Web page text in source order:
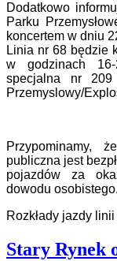
Dodatkowo
Parku
koncertem w dniu
Linia nr 68 będzie
w godzinach
specjalna nr
Przemyslowy/
Przypominamy,
publiczna jest
pojazdów za
dowodu osobistego.
Rozkłady jazdy
Stary Rynek